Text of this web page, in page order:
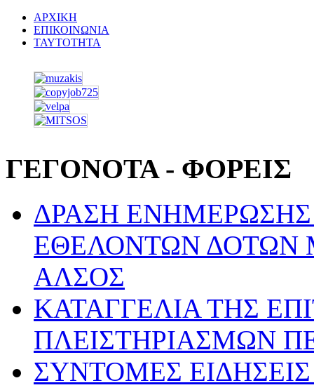
ΑΡΧΙΚΗ
ΕΠΙΚΟΙΝΩΝΙΑ
ΤΑΥΤΟΤΗΤΑ
ΓΕΓΟΝΟΤΑ - ΦΟΡΕΙΣ
ΔΡΑΣΗ ΕΝΗΜΕΡΩΣΗΣ
ΕΘΕΛΟΝΤΩΝ ΔΟΤΩΝ
ΑΛΣΟΣ
ΚΑΤΑΓΓΕΛΙΑ ΤΗΣ
ΠΛΕΙΣΤΗΡΙΑΣΜΩΝ
ΣΥΝΤΟΜΕΣ ΕΙΔΗΣΕΙΣ